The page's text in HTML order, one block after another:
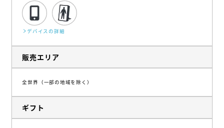
デバイスの詳細
販売エリア
全世界（一部の地域を除く）
ギフト